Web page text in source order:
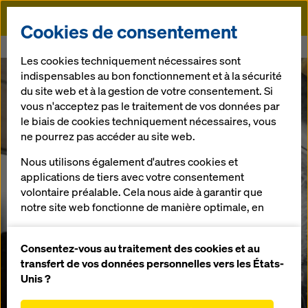
Doka
Notre exigence :
Cookies de consentement
Les cookies techniquement nécessaires sont
indispensables au bon fonctionnement et à la sécurité
du site web et à la gestion de votre consentement. Si
vous n'acceptez pas le traitement de vos données par
le biais de cookies techniquement nécessaires, vous
ne pourrez pas accéder au site web.
Nous utilisons également d'autres cookies et
applications de tiers avec votre consentement
volontaire préalable. Cela nous aide à garantir que
notre site web fonctionne de manière optimale, en
améliorer en permanence la fonctionnalité de
notre site web (cookies fonctionnels et
statistiques),
Consentez-vous au traitement des cookies et au
transfert de vos données personnelles vers les États-
Unis ?